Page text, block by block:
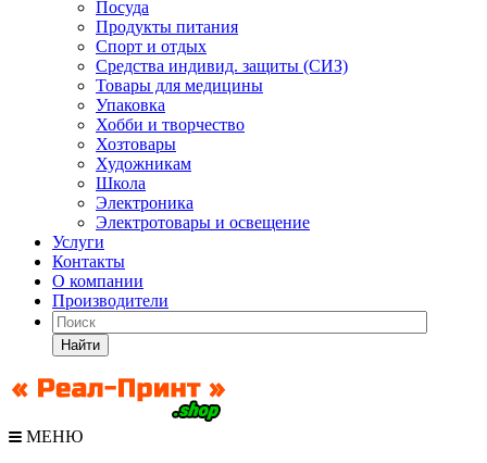
Посуда
Продукты питания
Спорт и отдых
Средства индивид. защиты (СИЗ)
Товары для медицины
Упаковка
Хобби и творчество
Хозтовары
Художникам
Школа
Электроника
Электротовары и освещение
Услуги
Контакты
О компании
Производители
Найти
МЕНЮ